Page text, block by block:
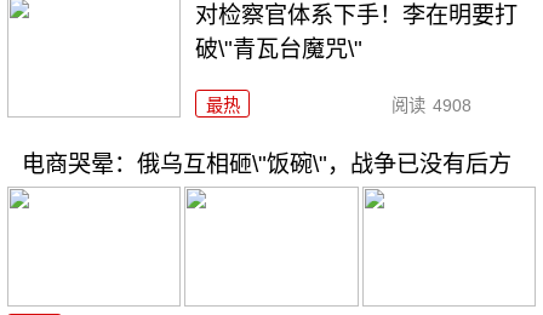
对检察官体系下手！李在明要打
破\"青瓦台魔咒\"
最热 阅读 4908
电商哭晕：俄乌互相砸\"饭碗\"，战争已没有后方